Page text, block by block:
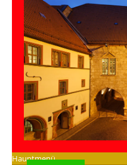
Hauptmenü